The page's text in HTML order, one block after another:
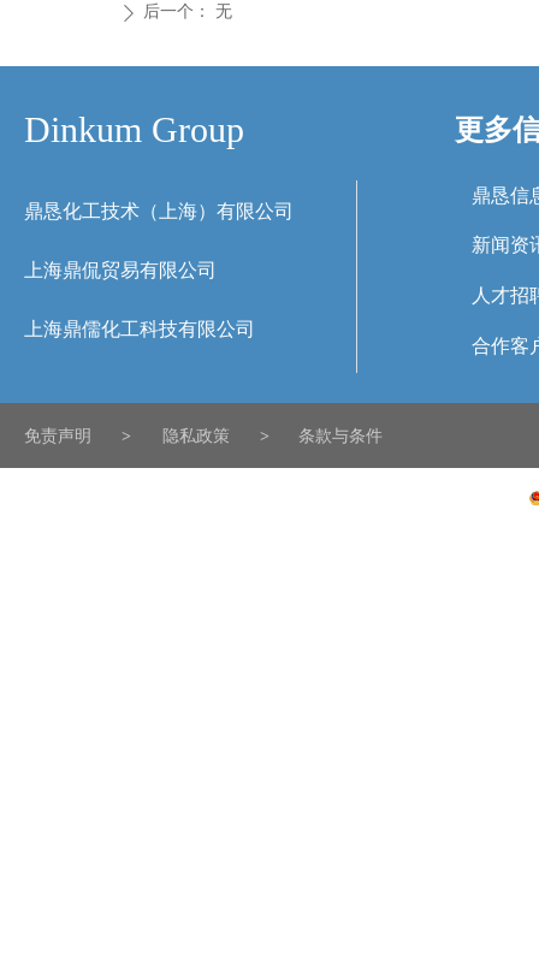
ꄲ 后一个： 无
免责声明 隐私政策 条款与条件
> >
Dinkum Group
鼎恳化工技术（上海）有限公司
上海鼎侃贸易有限公司
上海鼎儒化工科技有限公司
人才招
更多
鼎恳信
新闻资
合作客